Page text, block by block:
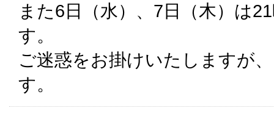
また6日（水）、7日（木）は
す。
ご迷惑をお掛けいたしますが
す。